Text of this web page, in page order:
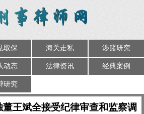
取保 海关走私 涉赌研究
动态 法律资讯 经典案例
研究
王斌全接受纪律审查和监察调